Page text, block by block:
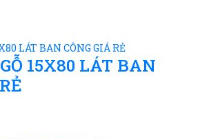
15X80 LÁT BAN